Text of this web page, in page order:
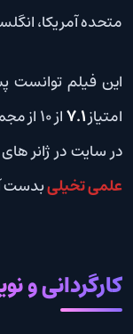
متحده آمریکا،
امتیاز7.1از 10 از مجموع
در سایت در ژانر های
علمی تخیلیبدست
کارگردانی و